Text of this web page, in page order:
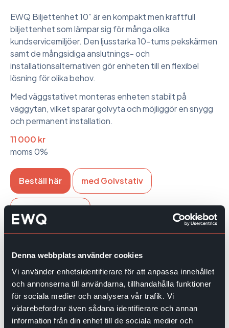
Denna webbplats använder cookies
Vi använder enhetsidentifierare för att anpassa innehållet
och annonserna till användarna, tillhandahålla funktioner
för sociala medier och analysera vår trafik. Vi
vidarebefordrar även sådana identifierare och annan
information från din enhet till de sociala medier och
EWQ Biljettenhet 10” är en kompakt men kraftfull
biljettenhet som lämpar sig för många olika
kundservicemiljöer. Den ljusstarka 10-tums pekskärmen
samt de mångsidiga anslutnings- och
installationsalternativen gör enheten till en flexibel
lösning för olika behov.
Med väggstativet monteras enheten stabilt på
väggytan, vilket sparar golvyta och möjliggör en snygg
och permanent installation.
11 000 kr
moms 0%
Beställ här med Golvstativ
Flera installationsalternativ underlättar placeringen i
olika miljöer: golvstativ, bordsstativ eller väggfäste
kan väljas
Teknisk information